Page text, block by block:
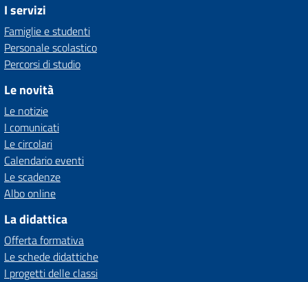
I servizi
Famiglie e studenti
Personale scolastico
Percorsi di studio
Le novità
Le notizie
I comunicati
Le circolari
Calendario eventi
Le scadenze
Albo online
La didattica
Offerta formativa
Le schede didattiche
I progetti delle classi